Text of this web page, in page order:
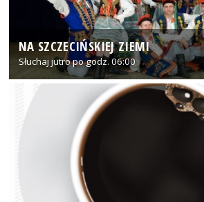
NA SZCZECIŃSKIEJ ZIEMI
Słuchaj jutro po godz. 06:00